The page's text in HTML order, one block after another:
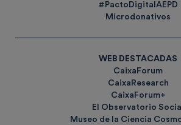
#PactoDigitalAEPD
Microdonativos
WEB DESTACADAS
CaixaForum
CaixaResearch
CaixaForum+
El Observatorio Social
Museo de la Ciencia